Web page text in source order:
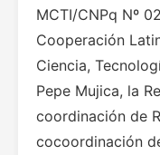
MCTI/CNPq Nº
Cooperación
Ciencia,
Pepe Mujica, la
coordinación de
cocoordinación